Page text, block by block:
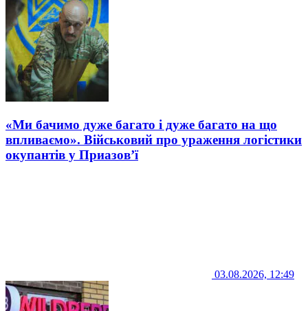
«Ми бачимо дуже багато і дуже багато на що
впливаємо». Військовий про ураження логістики
окупантів у Приазов’ї
03.08.2026, 12:49